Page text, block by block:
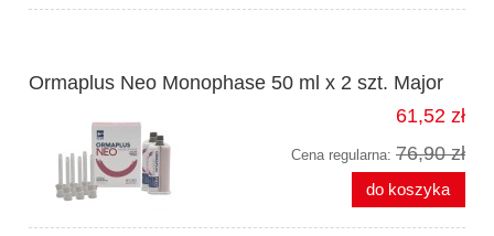
Ormaplus Neo Monophase 50 ml x 2 szt. Major
61,52 zł
Cena regularna: 76,90 zł
do koszyka